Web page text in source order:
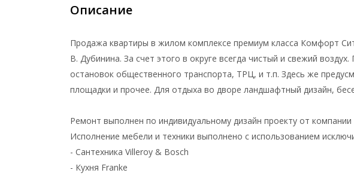
Описание
Продажа квартиры в жилом комплексе премиум класса Комфорт
В. Дубинина. За счет этого в округе всегда чистый и свежий
остановок общественного транспорта, ТРЦ, и т.п. Здесь же
площадки и прочее. Для отдыха во дворе ландшафтный дизайн,
Ремонт выполнен по индивидуальному дизайн проекту от
Исполнение мебели и техники выполнено с использованием
- Сантехника Villeroy & Bosch
- Кухня Franke